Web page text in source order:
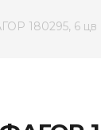
180295, 6 цв